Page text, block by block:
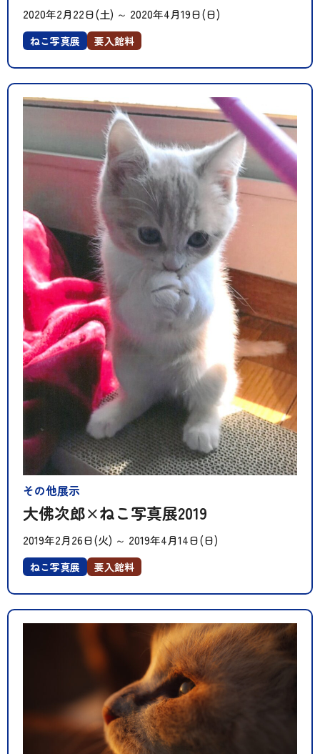
2020年2月22日(土) ～ 2020年4月19日(日)
ねこ写真展 要入館料
大佛次郎×ねこ写真展2019
その他展示
2019年2月26日(火) ～ 2019年4月14日(日)
ねこ写真展 要入館料